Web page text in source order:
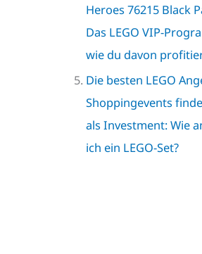
Heroes 76215 Black
Das LEGO VIP-
wie du davon
Die besten LEGO
Shoppingevents
als Investment: Wie
ich ein LEGO-Set?